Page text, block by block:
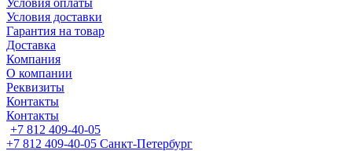
Условия оплаты
Условия доставки
Гарантия на товар
Доставка
Компания
О компании
Реквизиты
Контакты
Контакты
+7 812 409-40-05
+7 812 409-40-05 Санĸт-Петербург